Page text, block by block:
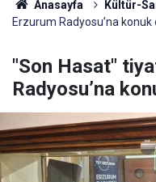
Anasayfa Kültür-
Erzurum Radyosu’na konuk
"Son Hasat"
Radyosu’na